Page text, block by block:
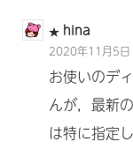
hina
2020年11月5
お使いのデ
んが，最新
は特に指定